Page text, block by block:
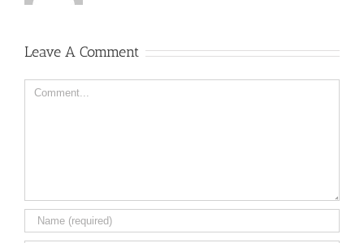
Leave A Comment
Comment